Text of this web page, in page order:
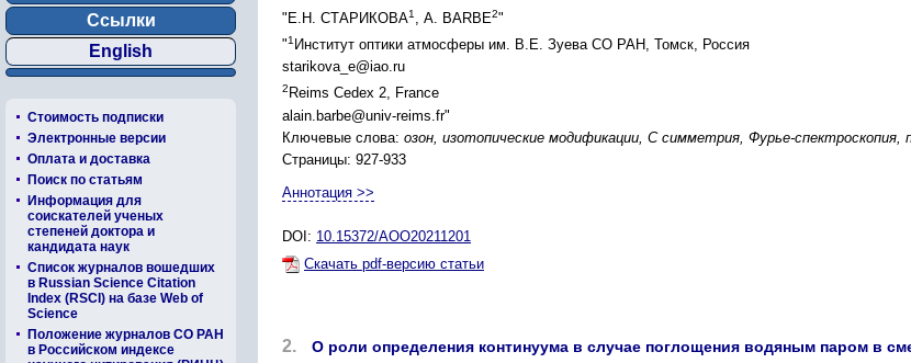
Ссылки
English
Стоимость подписки
Электронные версии
Оплата и доставка
Поиск по статьям
Информация для
соискателей ученых
степеней доктора и
кандидата наук
Список журналов вошедших
в Russian Science Citation
Index (RSCI) на базе Web of
Science
Положение журналов СО РАН
в Российском индексе
"Е.Н. СТАРИКОВА1 , A. BARBE2"
"1 Институт оптики атмосферы им. В.Е. Зуева СО РАН, Томск, Россия
starikova_e@iao.ru
2 Reims Cedex 2, France
alain.barbe@univ-reims.fr"
Ключевые слова: озон, изотопические модификации, C симметрия, Фурье-спектроскопия,
Страницы: 927-933
Аннотация >>
DOI: 10.15372/AOO20211201
Скачать pdf-версию статьи
2. О роли определения континуума в случае поглощения водяным паром в